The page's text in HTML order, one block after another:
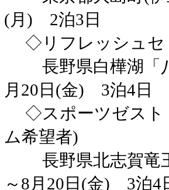
(月) 2泊3日
◇リフレッシュセ
長野県白樺湖「
月20日(金) 3泊4日
◇スポーツゼスト
ム希望者)
長野県北志賀竜
～8月20日(金) 3泊4